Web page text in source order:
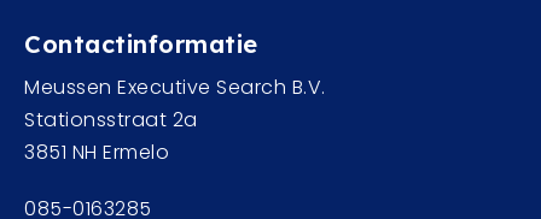
Contactinformatie
Meussen Executive Search B.V.
Stationsstraat 2a
3851 NH Ermelo
085-0163285